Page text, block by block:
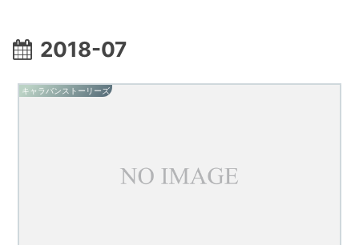
2018-07
キャラバンストーリーズ